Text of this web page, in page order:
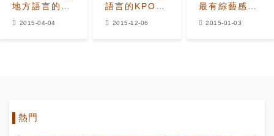
地方語言的
2015-04-04
語言的KPOP
2015-12-06
最有綜藝感的
2015-01-03
熱門